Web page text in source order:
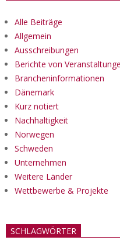
Alle Beiträge
Allgemein
Ausschreibungen
Berichte von
Brancheninformationen
Dänemark
Kurz notiert
Nachhaltigkeit
Norwegen
Schweden
Unternehmen
Weitere Länder
Wettbewerbe & Projekte
SCHLAGWÖRTER